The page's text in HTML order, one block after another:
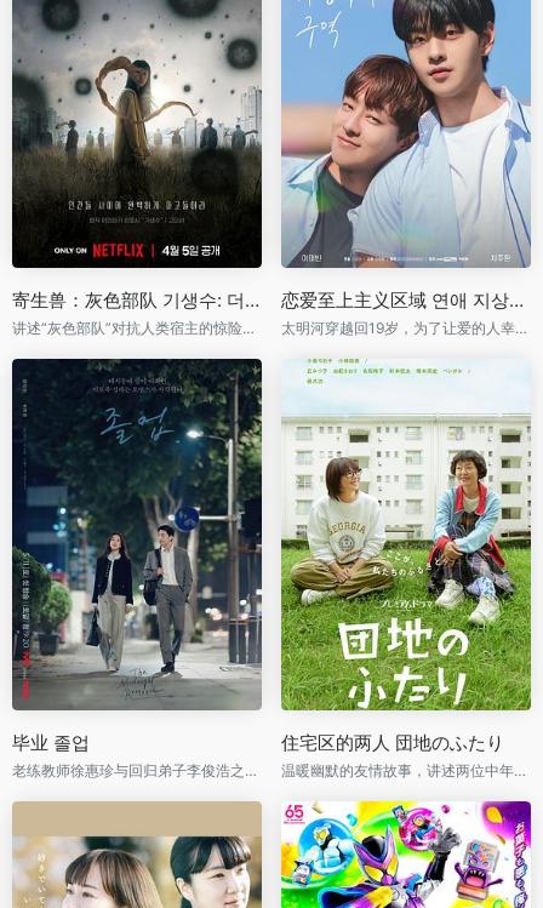
寄生兽：灰色部队 기생수: 더 그레이
讲述“灰色部队”对抗人类宿主的惊险故事
恋爱至上主义区域 연애 지상주의 구역
太明河穿越回19岁，为了让爱的人幸福而奋斗的奇幻爱情故事
毕业 졸업
老练教师徐惠珍与回归弟子李俊浩之间隐秘甜蜜的现实罗曼史
住宅区的两人 団地のふたり
温暖幽默的友情故事，讲述两位中年女性的生活与成长